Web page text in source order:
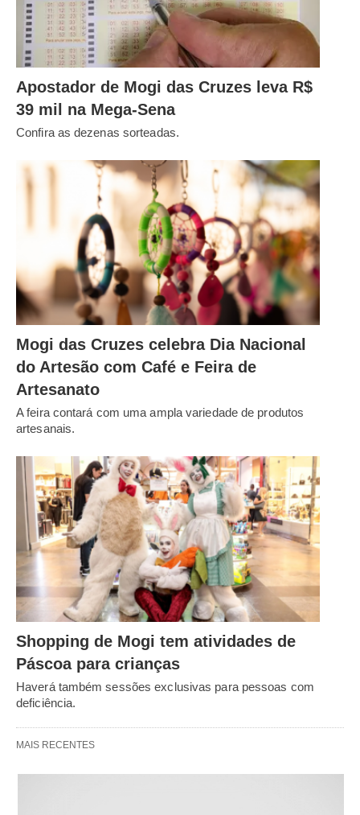
Apostador de Mogi das Cruzes leva R$
39 mil na Mega-Sena
Confira as dezenas sorteadas.
Mogi das Cruzes celebra Dia Nacional
do Artesão com Café e Feira de
Artesanato
A feira contará com uma ampla variedade de produtos
artesanais.
Shopping de Mogi tem atividades de
Páscoa para crianças
Haverá também sessões exclusivas para pessoas com
deficiência.
MAIS RECENTES